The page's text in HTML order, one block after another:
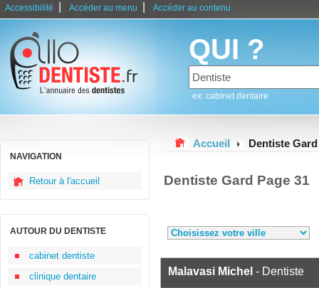
Accessibilité Accéder au menu Accéder au contenu
QUI ?
ex: cabinet dentaire
NAVIGATION
Retour à l'accueil
AUTOUR DU DENTISTE
cabinet dentiste
clinique dentaire
Accueil Dentiste Gard
Dentiste Gard Page 31
Malavasi Michel - Dentiste